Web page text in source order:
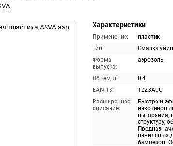
Характеристики
Применение:
пластик
Тип:
Смазка
Форма
выпуска:
аэрозоль
Объём, л:
0.4
EAN-13:
1223ACC
Расширенное
описание:
Быстро и
выгорания,
структуру,
виниловых
бамперов.